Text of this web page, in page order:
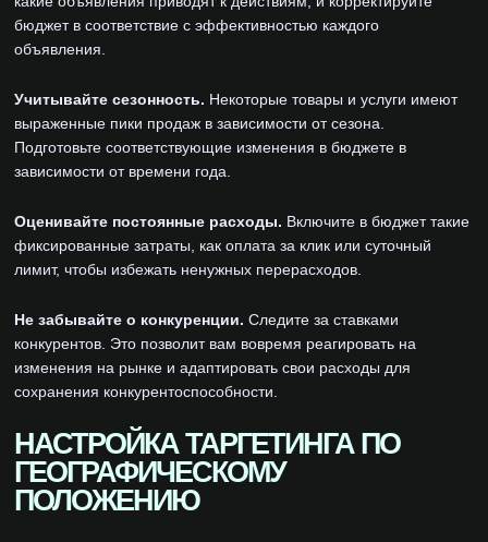
бюджет в соответствие с эффективностью каждого
объявления.
Учитывайте сезонность. Некоторые товары и услуги имеют
выраженные пики продаж в зависимости от сезона.
Подготовьте соответствующие изменения в бюджете в
зависимости от времени года.
Оценивайте постоянные расходы. Включите в бюджет такие
фиксированные затраты, как оплата за клик или суточный
лимит, чтобы избежать ненужных перерасходов.
Не забывайте о конкуренции. Следите за ставками
конкурентов. Это позволит вам вовремя реагировать на
изменения на рынке и адаптировать свои расходы для
сохранения конкурентоспособности.
НАСТРОЙКА ТАРГЕТИНГА ПО
ГЕОГРАФИЧЕСКОМУ
ПОЛОЖЕНИЮ